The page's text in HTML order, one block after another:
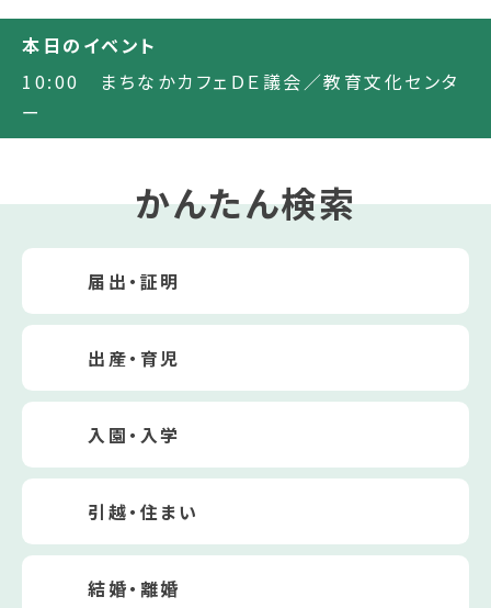
本日のイベント
10:00 まちなかカフェＤＥ議会／教育文化センタ
ー
かんたん検索
届出・証明
出産・育児
入園・入学
引越・住まい
結婚・離婚